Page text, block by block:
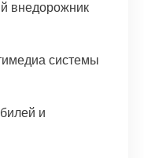
внедорожник
системы
и